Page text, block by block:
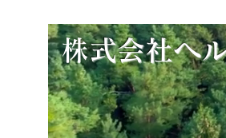
​株式会社ヘ